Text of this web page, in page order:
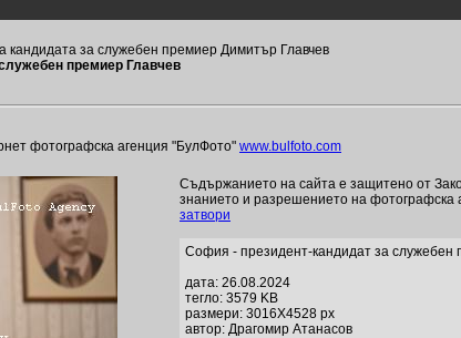
за служебен премиер Димитър Главчев
премиер Главчев
фотографска агенция "БулФото" www.bulfoto.com
Съдържанието на сайта е защитено от
знанието и разрешението на фотографска
затвори
София - президент-кандидат за служебен
дата: 26.08.2024
тегло: 3579 KB
размери: 3016X4528 px
автор: Драгомир Атанасов